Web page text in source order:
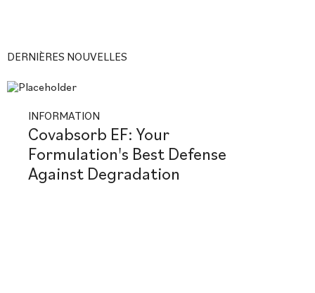
DERNIÈRES NOUVELLES
INFORMATION
Covabsorb EF: Your
Formulation's Best Defense
Against Degradation